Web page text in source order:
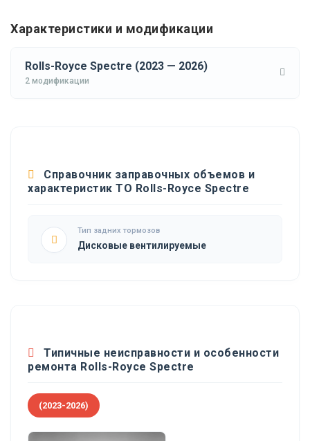
Характеристики и модификации
Rolls-Royce Spectre (2023 — 2026)
2 модификации
Справочник заправочных объемов и
характеристик ТО Rolls-Royce Spectre
Тип задних тормозов
Дисковые вентилируемые
Типичные неисправности и особенности
ремонта Rolls-Royce Spectre
(2023-2026)